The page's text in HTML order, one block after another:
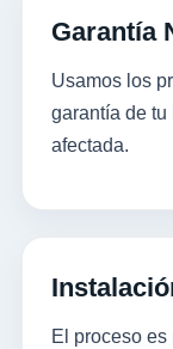
Garantía
Usamos los
garantía de
afectada.
El proceso